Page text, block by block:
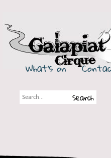
Galapiat Cirque
What's on